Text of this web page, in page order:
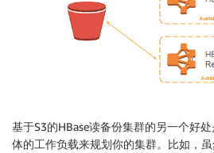
基于S3的HBase读备份集群的另一个好
体的工作负载来规划你的集群。比如，